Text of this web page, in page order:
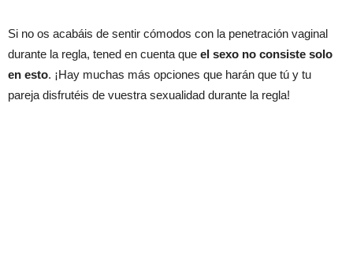
Si no os acabáis de sentir cómodos con la penetración vaginal
durante la regla, tened en cuenta que el sexo no consiste solo
en esto. ¡Hay muchas más opciones que harán que tú y tu
pareja disfrutéis de vuestra sexualidad durante la regla!